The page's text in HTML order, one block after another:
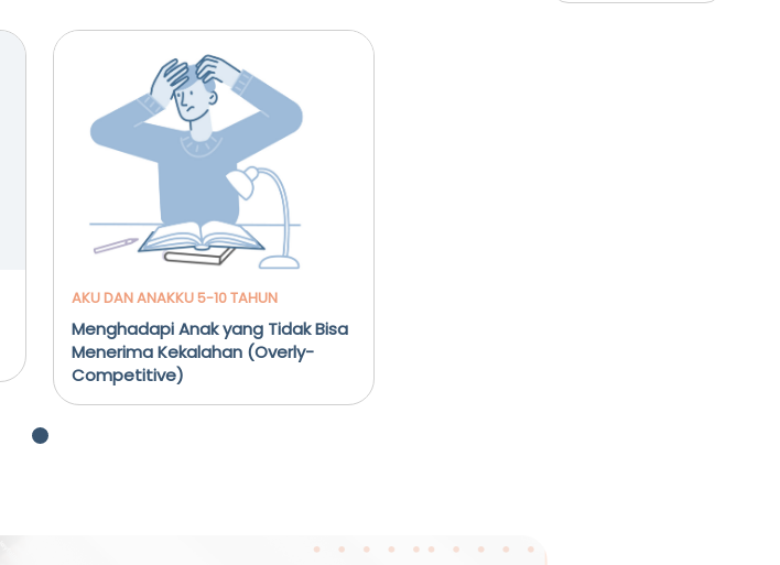
AKU DAN ANAKKU 5-10 TAHUN
Menghadapi Anak yang Tidak Bisa
Menerima Kekalahan (Overly-
Competitive)